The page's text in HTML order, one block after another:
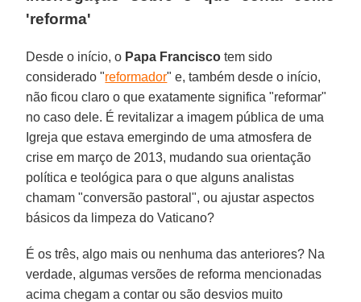
'reforma'
Desde o início, o Papa Francisco tem sido
considerado "reformador" e, também desde o início,
não ficou claro o que exatamente significa "reformar"
no caso dele. É revitalizar a imagem pública de uma
Igreja que estava emergindo de uma atmosfera de
crise em março de 2013, mudando sua orientação
política e teológica para o que alguns analistas
chamam "conversão pastoral", ou ajustar aspectos
básicos da limpeza do Vaticano?
É os três, algo mais ou nenhuma das anteriores? Na
verdade, algumas versões de reforma mencionadas
acima chegam a contar ou são desvios muito